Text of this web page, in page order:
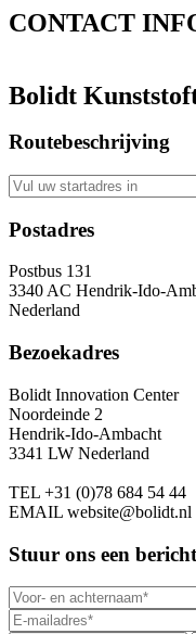
CONTACT
Bolidt
Routebeschrijving
Postadres
Postbus 131
3340 AC Hendrik-Ido-
Nederland
Bezoekadres
Bolidt Innovation Center
Noordeinde 2
Hendrik-Ido-Ambacht
3341 LW Nederland
TEL +31 (0)78 684 54 44
EMAIL website@bolidt.nl
Stuur ons een bericht